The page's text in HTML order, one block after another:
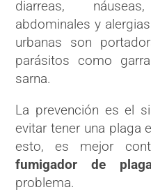
diarreas,
abdominales y
urbanas son
parásitos como
sarna.
La prevención es el
evitar tener una plaga
esto, es mejor
fumigador de
problema.